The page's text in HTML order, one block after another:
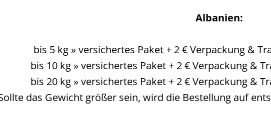
Albanien:
bis 5 kg » versichertes Paket + 2 € Verpackung &
bis 10 kg » versichertes Paket + 2 € Verpackung &
bis 20 kg » versichertes Paket + 2 € Verpackung &
das Gewicht größer sein, wird die Bestellung auf